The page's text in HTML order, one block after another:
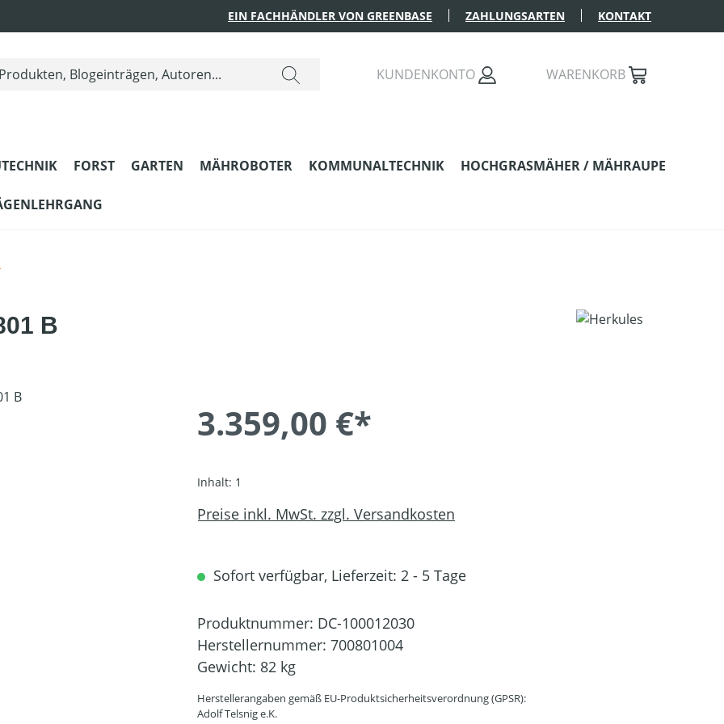
EIN FACHHÄNDLER VON GREENBASE ZAHLUNGSARTEN KONTAKT
KUNDENKONTO WARENKORB
FORST GARTEN MÄHROBOTER KOMMUNALTECHNIK HOCHGRASMÄHER / MÄHRAUPE
B
3.359,00 €*
Inhalt: 1
Preise inkl. MwSt. zzgl. Versandkosten
Sofort verfügbar, Lieferzeit: 2 - 5 Tage
Produktnummer: DC-100012030
Herstellernummer: 700801004
Gewicht: 82 kg
Herstellerangaben gemäß EU-Produktsicherheitsverordnung (GPSR):
Adolf Telsnig e.K.